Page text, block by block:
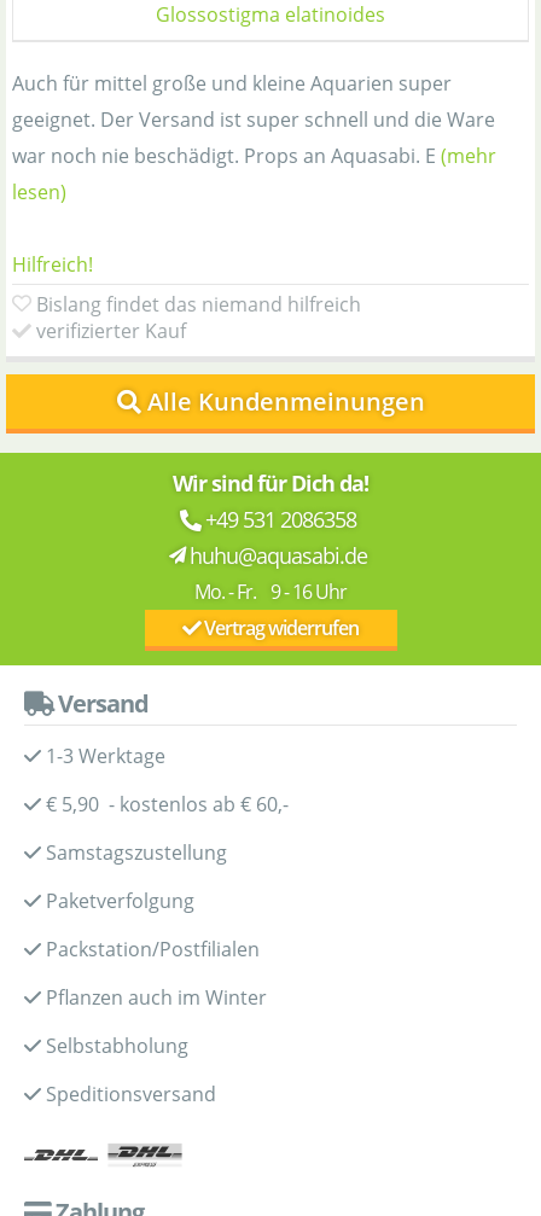
Glossostigma elatinoides
Auch für mittel große und kleine Aquarien super
geeignet. Der Versand ist super schnell und die Ware
war noch nie beschädigt. Props an Aquasabi. E (mehr
lesen)
Hilfreich!
Bislang findet das niemand hilfreich
verifizierter Kauf
Alle Kundenmeinungen
Wir sind für Dich da!
+49 531 2086358
huhu@aquasabi.de
Mo. - Fr. 9 - 16 Uhr
Vertrag widerrufen
Versand
1-3 Werktage
€ 5,90 - kostenlos ab € 60,-
Samstagszustellung
Paketverfolgung
Packstation/Postfilialen
Pflanzen auch im Winter
Selbstabholung
Speditionsversand